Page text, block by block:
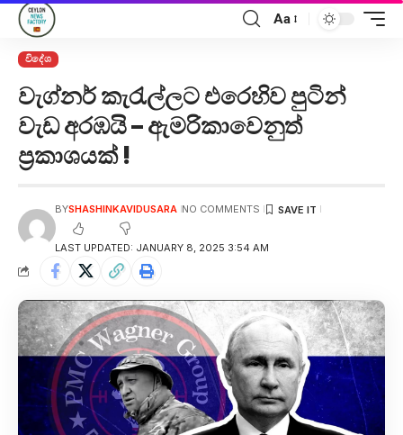
Aa
විදේශ
වැග්නර් කැරැල්ලට එරෙහිව පුටින්
වැඩ අරඹයි – ඇමරිකාවෙනුත්
ප්‍රකාශයක් !
LAST UPDATED: JANUARY 8, 2025 3:54 AM
BYSHASHINKAVIDUSARA NO COMMENTS